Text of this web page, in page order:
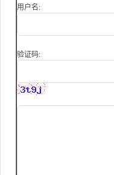
用户名:
验证码: